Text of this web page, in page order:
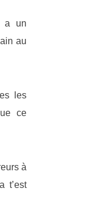
a un
au
les
ce
à
t’est